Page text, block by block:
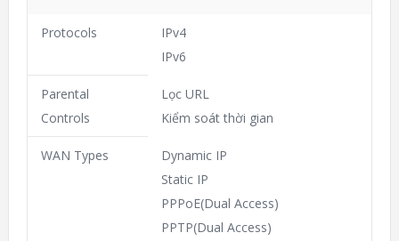
Protocols
IPv4
IPv6
Parental
Controls
Lọc URL
Kiểm soát thời gian
WAN Types
Dynamic IP
Static IP
PPPoE(Dual Access)
PPTP(Dual Access)